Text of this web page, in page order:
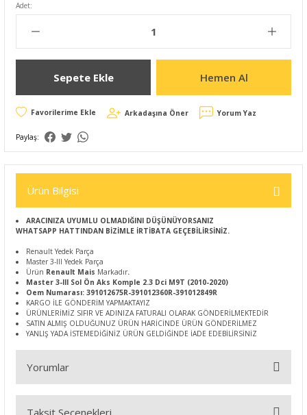
Adet:
Sepete Ekle Hemen Al
Arkadaşına Öner Yorum Yaz
Paylaş:
Ürün Bilgisi
ARACINIZA UYUMLU OLMADIĞINI DÜŞÜNÜYORSANIZ
WHATSAPP HATTINDAN BİZİMLE İRTİBATA GEÇEBİLİRSİNİZ.
Renault Yedek Parça
Master 3-III Yedek Parça
Ürün Renault Mais Markadır.
Master 3-III Sol Ön Aks Komple 2.3 Dci M9T (2010-2020)
Oem Numarası: 391012675R-391012360R-391012849R
KARGO İLE GÖNDERİM YAPMAKTAYIZ
ÜRÜNLERİMİZ SIFIR VE ADINIZA FATURALI OLARAK GÖNDERİLMEKTEDİR
SATIN ALMIŞ OLDUĞUNUZ ÜRÜN HARİCİNDE ÜRÜN GÖNDERİLMEZ
YANLIŞ YADA İSTEMEDİĞİNİZ ÜRÜN GELDİĞİNDE İADE EDEBİLİRSİNİZ
Yorumlar
Taksit Seçenekleri